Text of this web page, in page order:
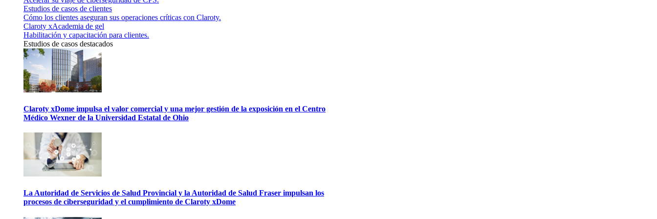
Estudios de casos de clientes
Cómo los clientes aseguran sus operaciones críticas con Claroty.
Claroty xAcademia de gel
Habilitación y capacitación para clientes.
Estudios de casos destacados
Claroty xDome impulsa el valor comercial y una mejor gestión de la exposición en el Centro
Médico Wexner de la Universidad Estatal de Ohio
La Autoridad de Servicios de Salud Provincial y la Autoridad de Salud Fraser impulsan los
procesos de ciberseguridad y el cumplimiento de Claroty xDome